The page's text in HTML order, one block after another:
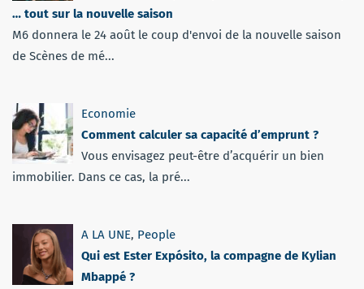
… tout sur la nouvelle saison
M6 donnera le 24 août le coup d'envoi de la nouvelle saison
de Scènes de mé...
Economie
Comment calculer sa capacité d’emprunt ?
Vous envisagez peut-être d’acquérir un bien
immobilier. Dans ce cas, la pré...
A LA UNE, People
Qui est Ester Expósito, la compagne de Kylian
Mbappé ?